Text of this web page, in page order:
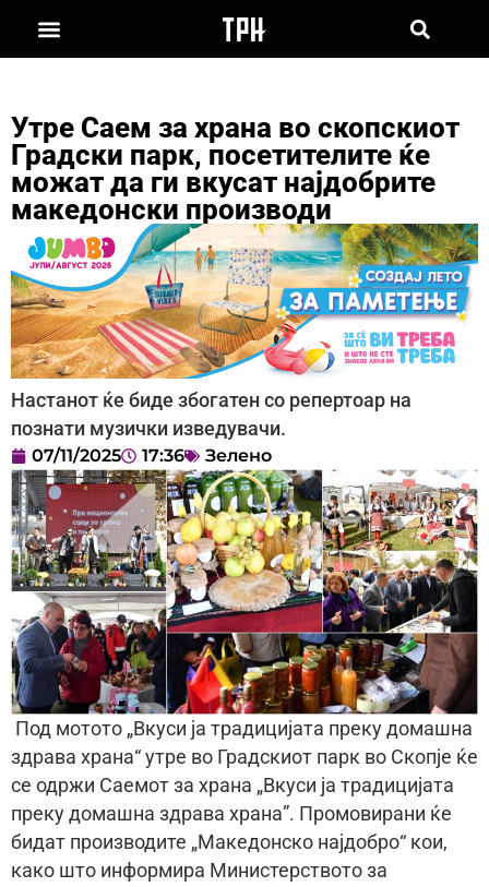
Утре Саем за храна во скопскиот
Градски парк, посетителите ќе
можат да ги вкусат најдобрите
македонски производи
Настанот ќе биде збогатен со репертоар на
познати музички изведувачи.
07/11/2025 17:36 Зелено
Под мотото „Вкуси ја традицијата преку домашна
здрава храна“ утре во Градскиот парк во Скопје ќе
се одржи Саемот за храна „Вкуси ја традицијата
преку домашна здрава храна”. Промовирани ќе
бидат производите „Македонско најдобро“ кои,
како што информира Министерството за